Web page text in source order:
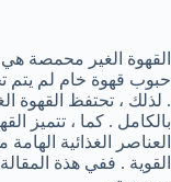
القهوة الغير محمصة
حبوب قهوة خام لم يتم
. لذلك ، تحتفظ القهوة
بالكامل . كما ، تتميز
العناصر الغذائية
القوية . ففي هذة